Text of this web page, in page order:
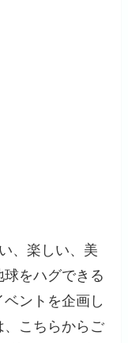
、楽しい、美
をハグできる
ントを企画し
、こちらからご